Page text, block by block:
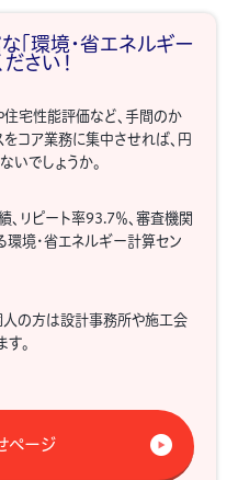
「環境・省エネルギー
さい！
宅性能評価など、手間のか
コア業務に集中させれば、円
いでしょうか。
リピート率93.7％、審査機関
境・省エネルギー計算セン
人の方は設計事務所や施工会
。
ページ